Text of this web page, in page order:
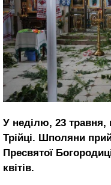
У неділю, 23 травня,
Трійці. Шполяни
Пресвятої
квітів.